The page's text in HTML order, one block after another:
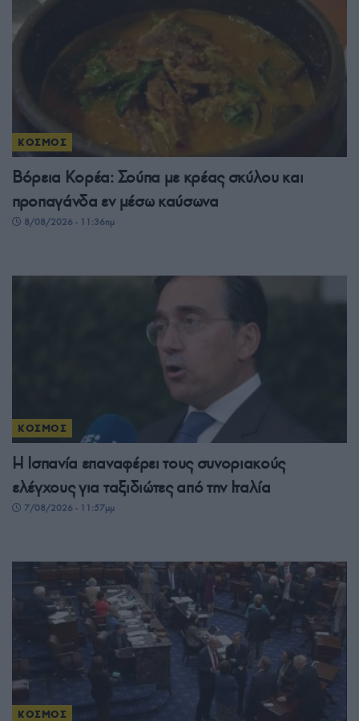
ΚΟΣΜΟΣ
Βόρεια Κορέα: Σούπα με κρέας σκύλου και
προπαγάνδα εν μέσω καύσωνα
8/08/2026 - 11:36πμ
ΚΟΣΜΟΣ
Η Ισπανία επαναφέρει τους συνοριακούς
ελέγχους για ταξιδιώτες από την Ιταλία
7/08/2026 - 11:57μμ
ΚΟΣΜΟΣ